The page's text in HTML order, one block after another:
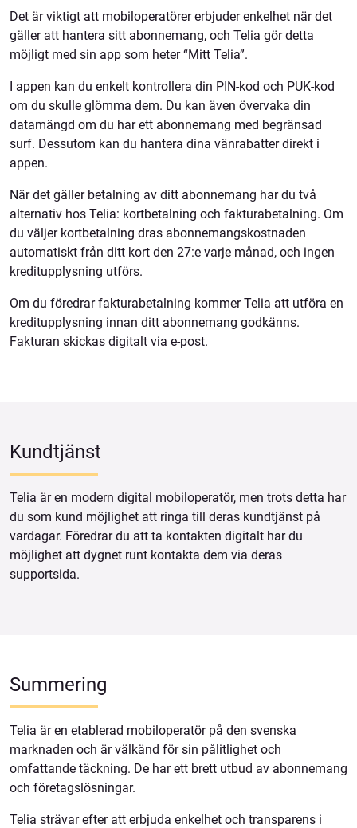
Det är viktigt att mobiloperatörer erbjuder enkelhet när det
gäller att hantera sitt abonnemang, och Telia gör detta
möjligt med sin app som heter “Mitt Telia”.
I appen kan du enkelt kontrollera din PIN-kod och PUK-kod
om du skulle glömma dem. Du kan även övervaka din
datamängd om du har ett abonnemang med begränsad
surf. Dessutom kan du hantera dina vänrabatter direkt i
appen.
När det gäller betalning av ditt abonnemang har du två
alternativ hos Telia: kortbetalning och fakturabetalning. Om
du väljer kortbetalning dras abonnemangskostnaden
automatiskt från ditt kort den 27:e varje månad, och ingen
kreditupplysning utförs.
Om du föredrar fakturabetalning kommer Telia att utföra en
kreditupplysning innan ditt abonnemang godkänns.
Fakturan skickas digitalt via e-post.
Kundtjänst
Telia är en modern digital mobiloperatör, men trots detta har
du som kund möjlighet att ringa till deras kundtjänst på
vardagar. Föredrar du att ta kontakten digitalt har du
möjlighet att dygnet runt kontakta dem via deras
supportsida.
Summering
Telia är en etablerad mobiloperatör på den svenska
marknaden och är välkänd för sin pålitlighet och
omfattande täckning. De har ett brett utbud av abonnemang
och företagslösningar.
Telia strävar efter att erbjuda enkelhet och transparens i